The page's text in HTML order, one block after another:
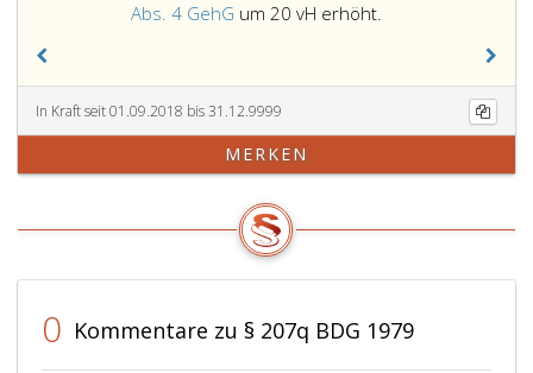
Absatz
3,
LDG 1984,
nach
n,
Absatz
3,
sowie
Paragraph
26
Absatz
bis
Abs. 4 GehG um 20 vH erhöht.
Ziffer
zusätzliche
Bereichsleitung
obere
gemäß
In Kraft seit 01.09.2018 bis 31.12.9999
MERKEN
0 Kommentare zu § 207q BDG 1979